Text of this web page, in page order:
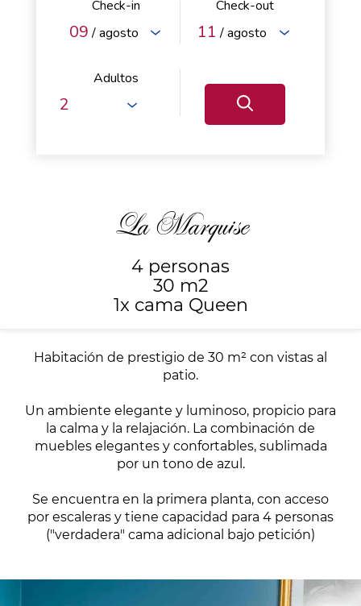
Check-in
09 / agosto
Check-out
11 / agosto
Adultos
La Marquise
4 personas
30 m2
1x cama Queen
Habitación de prestigio de 30 m² con vistas al
patio.
Un ambiente elegante y luminoso, propicio para
la calma y la relajación. La combinación de
muebles elegantes y confortables, sublimada
por un tono de azul.
Se encuentra en la primera planta, con acceso
por escaleras y tiene capacidad para 4 personas
("verdadera" cama adicional bajo petición)